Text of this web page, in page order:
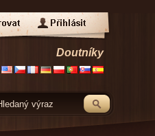
Doutníky